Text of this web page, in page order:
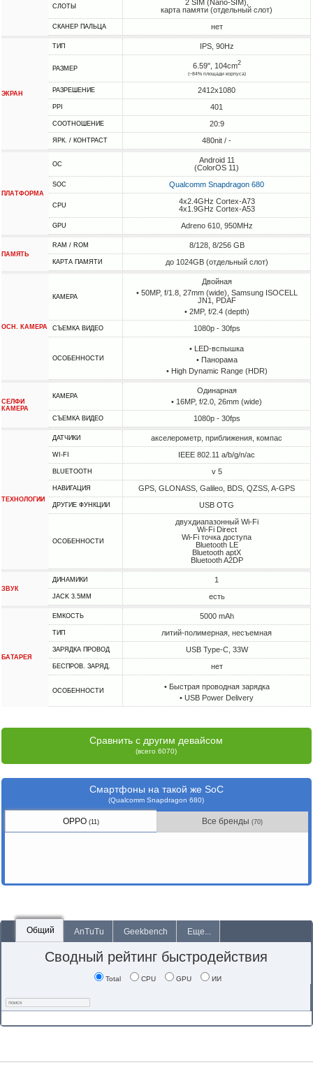
СЛОТЫ
2 SIM (Nano-SIM),
карта памяти (отдельный слот)
СКАНЕР ПАЛЬЦА нет
ЭКРАН
ТИП IPS, 90Hz
РАЗМЕР 6.59", 104cm2
(~84% площади корпуса)
РАЗРЕШЕНИЕ 2412x1080
PPI 401
СООТНОШЕНИЕ 20:9
ЯРК. / КОНТРАСТ 480nit / -
ПЛАТФОРМА
ОС
Android 11
(ColorOS 11)
SOC Qualcomm Snapdragon 680
CPU
4x2.4GHz Cortex-A73
4x1.9GHz Cortex-A53
GPU Adreno 610, 950MHz
ПАМЯТЬ
RAM / ROM 8/128, 8/256 GB
КАРТА ПАМЯТИ до 1024GB (отдельный слот)
ОСН. КАМЕРА
КАМЕРА
Двойная
• 50MP, f/1.8, 27mm (wide), Samsung ISOCELL
JN1, PDAF
• 2MP, f/2.4 (depth)
СЪЕМКА ВИДЕО 1080p - 30fps
ОСОБЕННОСТИ
• LED-вспышка
• Панорама
• High Dynamic Range (HDR)
СЕЛФИ
КАМЕРА
КАМЕРА
Одинарная
• 16MP, f/2.0, 26mm (wide)
СЪЕМКА ВИДЕО 1080p - 30fps
ТЕХНОЛОГИИ
ДАТЧИКИ акселерометр, приближения, компас
WI-FI IEEE 802.11 a/b/g/n/ac
BLUETOOTH v 5
НАВИГАЦИЯ GPS, GLONASS, Galileo, BDS, QZSS, A-GPS
ДРУГИЕ ФУНКЦИИ USB OTG
ОСОБЕННОСТИ
двухдиапазонный Wi-Fi
Wi-Fi Direct
Wi-Fi точка доступа
Bluetooth LE
Bluetooth aptX
Bluetooth A2DP
ЗВУК
ДИНАМИКИ 1
JACK 3.5MM есть
БАТАРЕЯ
ЕМКОСТЬ 5000 mAh
ТИП литий-полимерная, несъемная
ЗАРЯДКА ПРОВОД USB Type-C, 33W
БЕСПРОВ. ЗАРЯД. нет
ОСОБЕННОСТИ
• Быстрая проводная зарядка
• USB Power Delivery
Сравнить с другим девайсом
(всего 6070)
Смартфоны на такой же SoC
(Qualcomm Snapdragon 680)
OPPO (11) Все бренды(70)
Общий AnTuTu Geekbench Еще...
Сводный рейтинг быстродействия
Total CPU GPU ИИ